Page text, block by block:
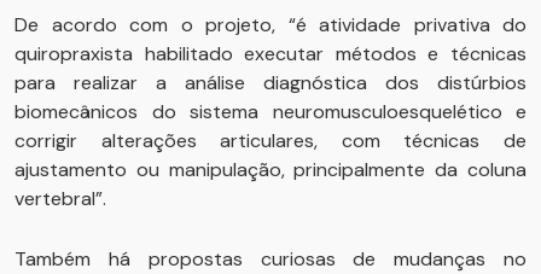
De acordo com o projeto, “é atividade privativa do
quiropraxista habilitado executar métodos e técnicas
para realizar a análise diagnóstica dos distúrbios
biomecânicos do sistema neuromusculoesquelético e
corrigir alterações articulares, com técnicas de
ajustamento ou manipulação, principalmente da coluna
vertebral”.
Também há propostas curiosas de mudanças no